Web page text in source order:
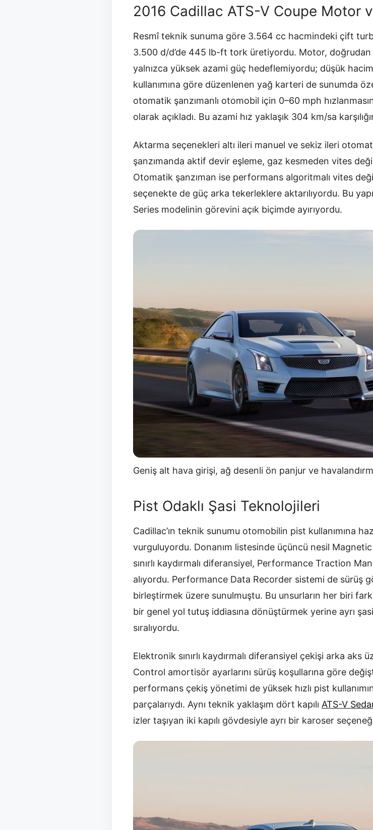
2016 Cadillac ATS-V Coupe Motor
Resmî teknik sunuma göre 3.564 cc hacmindeki çift
3.500 d/d’de 445 lb-ft tork üretiyordu. Motor, doğrudan
yalnızca yüksek azami güç hedeflemiyordu; düşük
kullanımına göre düzenlenen yağ karteri de sunumda
otomatik şanzımanlı otomobil için 0–60 mph
olarak açıkladı. Bu azami hız yaklaşık 304 km/sa
Aktarma seçenekleri altı ileri manuel ve sekiz ileri
şanzımanda aktif devir eşleme, gaz kesmeden vites
Otomatik şanzıman ise performans algoritmalı vites
seçenekte de güç arka tekerleklere aktarılıyordu. Bu
Series modelinin görevini açık biçimde ayırıyordu.
Geniş alt hava girişi, ağ desenli ön panjur ve
Pist Odaklı Şasi Teknolojileri
Cadillac’ın teknik sunumu otomobilin pist kullanımına
vurguluyordu. Donanım listesinde üçüncü nesil
sınırlı kaydırmalı diferansiyel, Performance Traction
alıyordu. Performance Data Recorder sistemi de sürüş
birleştirmek üzere sunulmuştu. Bu unsurların her biri
bir genel yol tutuş iddiasına dönüştürmek yerine ayrı
sıralıyordu.
Elektronik sınırlı kaydırmalı diferansiyel çekişi arka
Control amortisör ayarlarını sürüş koşullarına göre
performans çekiş yönetimi de yüksek hızlı pist
parçalarıydı. Aynı teknik yaklaşım dört kapılı ATS-V
izler taşıyan iki kapılı gövdesiyle ayrı bir karoser